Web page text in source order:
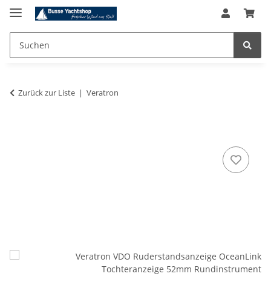
Zurück zur Liste Veratron